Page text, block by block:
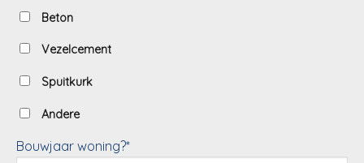
Beton
Vezelcement
Spuitkurk
Andere
Bouwjaar woning?*